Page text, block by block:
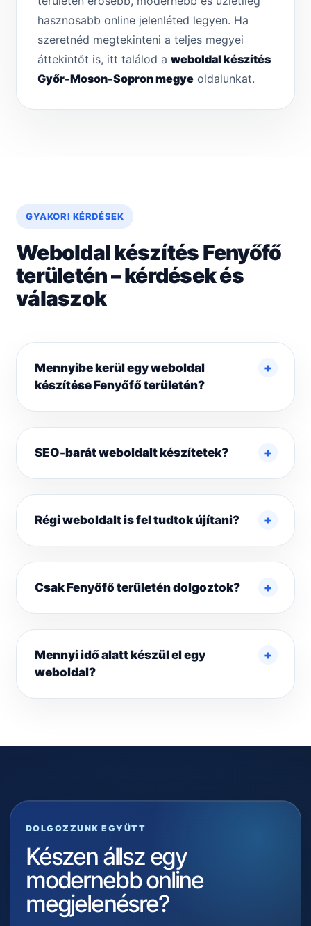
hasznosabb online jelenléted legyen. Ha
szeretnéd megtekinteni a teljes megyei
áttekintőt is, itt találod a weboldal készítés
Győr-Moson-Sopron megye oldalunkat.
GYAKORI KÉRDÉSEK
Weboldal készítés Fenyőfő
területén – kérdések és
válaszok
Mennyibe kerül egy weboldal
készítése Fenyőfő területén?
SEO-barát weboldalt készítetek?
Régi weboldalt is fel tudtok újítani?
Csak Fenyőfő területén dolgoztok?
Mennyi idő alatt készül el egy
weboldal?
DOLGOZZUNK EGYÜTT
Készen állsz egy
modernebb online
megjelenésre?